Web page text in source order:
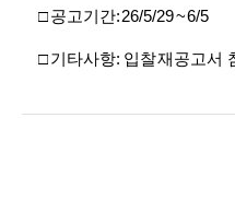
□ 공고기간: 26/5/29 ~ 6/5
□ 기타사항: 입찰 재공고서